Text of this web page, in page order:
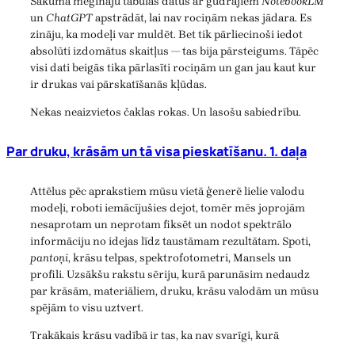
un ChatGPTapstrādāt, lai nav rociņām nekas jādara. Es
zināju, ka modeļi var muldēt. Bet tik pārliecinoši iedot
absolūti izdomātus skaitļus — tas bija pārsteigums. Tāpēc
visi dati beigās tika pārlasīti rociņām un gan jau kaut kur
ir drukas vai pārskatīšanās kļūdas.
Nekas neaizvietos čaklas rokas. Un lasošu sabiedrību.
Par druku, krāsām un tā visa pieskatīšanu. 1. daļa
Attēlus pēc aprakstiem mūsu vietā ģenerē lielie valodu
modeļi, roboti iemācījušies dejot, tomēr mēs joprojām
nesaprotam un neprotam fiksēt un nodot spektrālo
informāciju no idejas līdz taustāmam rezultātam. Spoti,
pantoņi, krāsu telpas, spektrofotometri, Mansels un
profili. Uzsākšu rakstu sēriju, kurā parunāsim nedaudz
par krāsām, materiāliem, druku, krāsu valodām un mūsu
spējām to visu uztvert.
Trakākais krāsu vadībā ir tas, ka nav svarīgi, kurā